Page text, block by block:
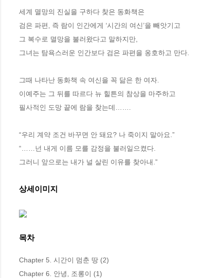
세계 멸망의 진실을 구하다 찾은 동화책은
검은 파편, 즉 람이 인간에게 ‘시간의 여신’을 빼앗기고
그 복수로 멸망을 불러왔다고 말하지만,
그녀는 탐욕스러운 인간보다 검은 파편을 옹호하고 만다.
그때 나타난 동화책 속 여신을 꼭 닮은 한 여자.
이예주는 그 뒤를 따르다 뉴 힐튼의 참상을 마주하고
필사적인 도망 끝에 람을 찾는데…….
“우리 계약 조건 바꾸면 안 돼요? 나 죽이지 말아요.”
“……넌 내게 이름 모를 감정을 불러일으켰다.
그러니 앞으로는 내가 널 살린 이유를 찾아내.”
상세이미지
목차
Chapter 5. 시간이 멈춘 땅 (2)
Chapter 6. 안녕, 조롱이 (1)